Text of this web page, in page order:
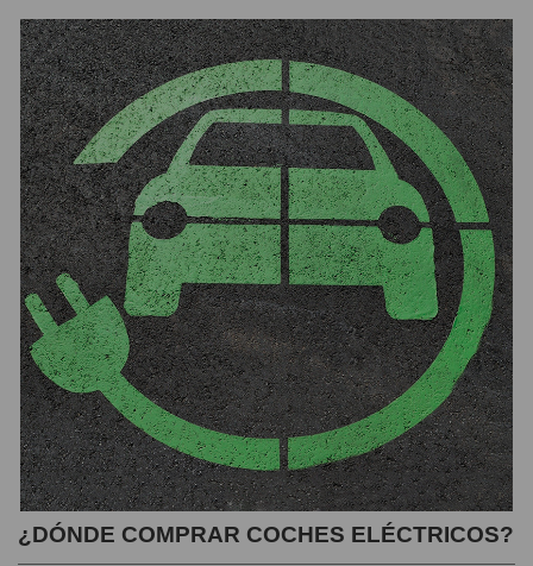
¿DÓNDE COMPRAR COCHES ELÉCTRICOS?